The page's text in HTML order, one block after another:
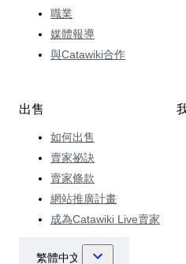
職業
媒體報導
與Catawiki合作
出售
如何出售
賣家祕訣
賣家條款
網站推廣計畫
成為Catawiki Live賣家